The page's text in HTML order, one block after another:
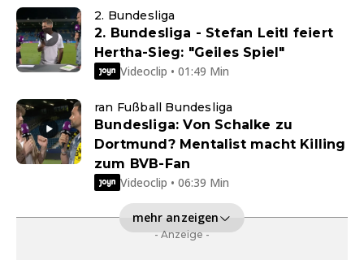
2. Bundesliga
2. Bundesliga - Stefan Leitl feiert
Hertha-Sieg: "Geiles Spiel"
Videoclip • 01:49 Min
ran Fußball Bundesliga
Bundesliga: Von Schalke zu
Dortmund? Mentalist macht Killing
zum BVB-Fan
Videoclip • 06:39 Min
mehr anzeigen
- Anzeige -